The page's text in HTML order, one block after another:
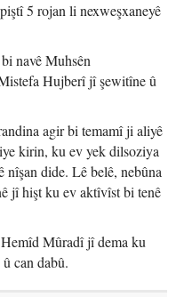
5 rojan li nexweşxaneyê
navê Muhsên
Hujberî jî şewitîne û
agir bi temamî ji aliyê
kirin, ku ev yek dilsoziya
nîşan dide. Lê belê, nebûna
jî hişt ku ev aktîvîst bi tenê
Mûradî jî dema ku
can dabû.